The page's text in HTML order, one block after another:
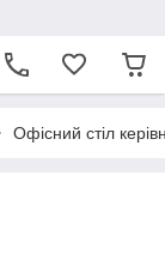
Офісний стіл